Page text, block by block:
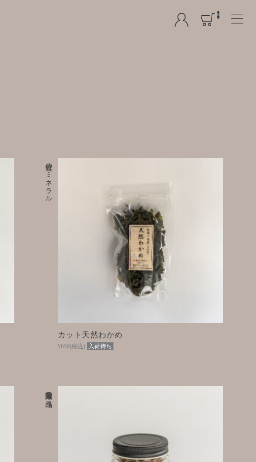
0
カット天然わかめ
佐渡のミネラル
¥650(税込) 入荷待ち
旨味凝縮の逸品